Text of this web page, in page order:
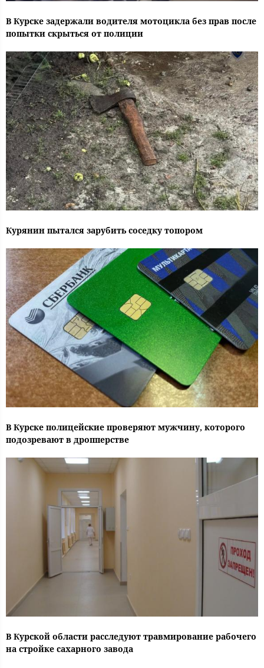
В Курске задержали водителя мотоцикла без прав после
попытки скрыться от полиции
Курянин пытался зарубить соседку топором
В Курске полицейские проверяют мужчину, которого
подозревают в дропперстве
В Курской области расследуют травмирование рабочего
на стройке сахарного завода